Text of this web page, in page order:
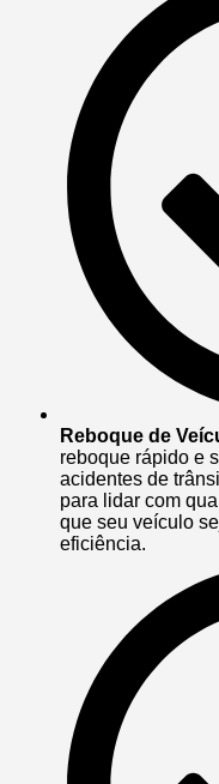
Reboque de
reboque rápido e
acidentes de
para lidar com
que seu veículo
eficiência.